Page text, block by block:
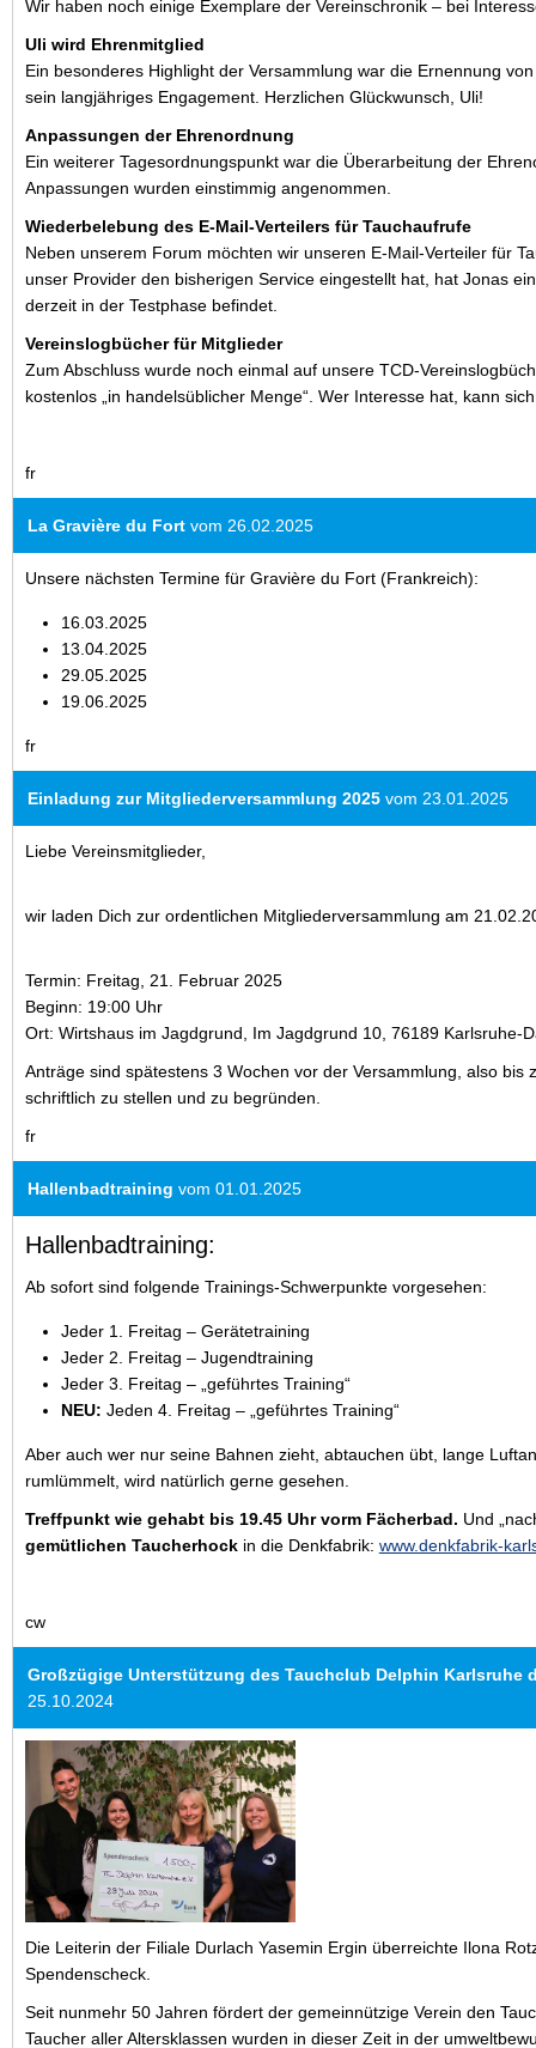
Wir haben noch einige Exemplare der Vereinschronik – bei
Uli wird Ehrenmitglied
Ein besonderes Highlight der Versammlung war die Ernennung
sein langjähriges Engagement. Herzlichen Glückwunsch, Uli!
Anpassungen der Ehrenordnung
Ein weiterer Tagesordnungspunkt war die Überarbeitung der
Anpassungen wurden einstimmig angenommen.
Wiederbelebung des E-Mail-Verteilers für Tauchaufrufe
Neben unserem Forum möchten wir unseren E-Mail-Verteiler für
unser Provider den bisherigen Service eingestellt hat, hat Jonas
derzeit in der Testphase befindet.
Vereinslogbücher für Mitglieder
Zum Abschluss wurde noch einmal auf unsere TCD-
kostenlos „in handelsüblicher Menge“. Wer Interesse hat, kann
fr
La Gravière du Fortvom 26.02.2025
Unsere nächsten Termine für Gravière du Fort (Frankreich):
16.03.2025
13.04.2025
29.05.2025
19.06.2025
fr
Einladung zur Mitgliederversammlung 2025vom 23.01.2025
Liebe Vereinsmitglieder,
wir laden Dich zur ordentlichen Mitgliederversammlung am
Termin: Freitag, 21. Februar 2025
Beginn: 19:00 Uhr
Ort: Wirtshaus im Jagdgrund, Im Jagdgrund 10, 76189 Karlsruhe-
Anträge sind spätestens 3 Wochen vor der Versammlung, also bis
schriftlich zu stellen und zu begründen.
fr
Hallenbadtraining vom 01.01.2025
Hallenbadtraining:
Ab sofort sind folgende Trainings-Schwerpunkte vorgesehen:
Jeder 1. Freitag – Gerätetraining
Jeder 2. Freitag – Jugendtraining
Jeder 3. Freitag – „geführtes Training“
NEU: Jeden 4. Freitag – „geführtes Training“
Aber auch wer nur seine Bahnen zieht, abtauchen übt, lange
rumlümmelt, wird natürlich gerne gesehen.
Treffpunkt wie gehabt bis 19.45 Uhr vorm Fächerbad. Und
gemütlichen Taucherhockin die Denkfabrik: www.denkfabrik-
cw
Großzügige Unterstützung des Tauchclub Delphin Karlsruhe
25.10.2024
Die Leiterin der Filiale Durlach Yasemin Ergin überreichte Ilona
Spendenscheck.
Seit nunmehr 50 Jahren fördert der gemeinnützige Verein den
Taucher aller Altersklassen wurden in dieser Zeit in der